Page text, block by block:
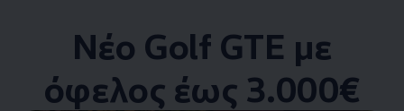
Νέο Golf GTE με
όφελος έως 3.000€